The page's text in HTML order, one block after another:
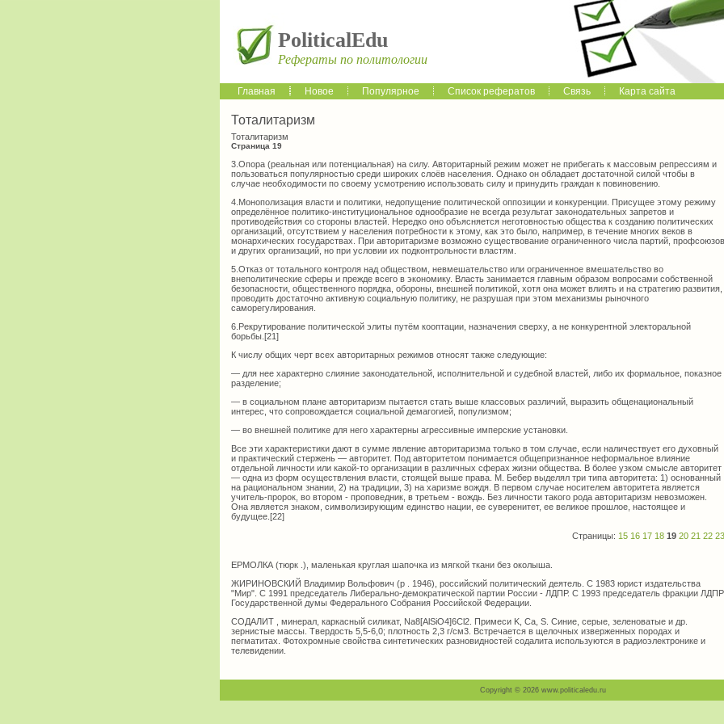
PoliticalEdu
Рефераты по политологии
Главная Новое Популярное Список рефератов Связь Карта сайта
Тоталитаризм
Тоталитаризм
Страница 19
3.Опора (реальная или потенциальная) на силу. Авторитарный режим может не прибегать к массовым репрессиям и
пользоваться популярностью среди широких слоёв населения. Однако он обладает достаточной силой чтобы в
случае необходимости по своему усмотрению использовать силу и принудить граждан к повиновению.
4.Монополизация власти и политики, недопущение политической оппозиции и конкуренции. Присущее этому режиму
определённое политико-институциональное однообразие не всегда результат законодательных запретов и
противодействия со стороны властей. Нередко оно объясняется неготовностью общества к созданию политических
организаций, отсутствием у населения потребности к этому, как это было, например, в течение многих веков в
монархических государствах. При авторитаризме возможно существование ограниченного числа партий, профсоюзов
и других организаций, но при условии их подконтрольности властям.
5.Отказ от тотального контроля над обществом, невмешательство или ограниченное вмешательство во
внеполитические сферы и прежде всего в экономику. Власть занимается главным образом вопросами собственной
безопасности, общественного порядка, обороны, внешней политикой, хотя она может влиять и на стратегию развития,
проводить достаточно активную социальную политику, не разрушая при этом механизмы рыночного
саморегулирования.
6.Рекрутирование политической элиты путём кооптации, назначения сверху, а не конкурентной электоральной
борьбы.[21]
К числу общих черт всех авторитарных режимов относят также следующие:
— для нее характерно слияние законодательной, исполнительной и судебной властей, либо их формальное, показное
разделение;
— в социальном плане авторитаризм пытается стать выше классовых различий, выразить общенациональный
интерес, что сопровождается социальной демагогией, популизмом;
— во внешней политике для него характерны агрессивные имперские установки.
Все эти характеристики дают в сумме явление авторитаризма только в том случае, если наличествует его духовный
и практический стержень — авторитет. Под авторитетом понимается общепризнанное неформальное влияние
отдельной личности или какой-то организации в различных сферах жизни общества. В более узком смысле авторитет
— одна из форм осуществления власти, стоящей выше права. М. Бебер выделял три типа авторитета: 1) основанный
на рациональном знании, 2) на традиции, 3) на харизме вождя. В первом случае носителем авторитета является
учитель-пророк, во втором - проповедник, в третьем - вождь. Без личности такого рода авторитаризм невозможен.
Она является знаком, символизирующим единство нации, ее суверенитет, ее великое прошлое, настоящее и
будущее.[22]
Страницы: 15 16 17 18 19 20 21 22 23
ЕРМОЛКА (тюрк .), маленькая круглая шапочка из мягкой ткани без околыша.
ЖИРИНОВСКИЙ Владимир Вольфович (р . 1946), российский политический деятель. С 1983 юрист издательства
"Мир". С 1991 председатель Либерально-демократической партии России - ЛДПР. С 1993 председатель фракции ЛДПР
Государственной думы Федерального Собрания Российской Федерации.
СОДАЛИТ , минерал, каркасный силикат, Na8[AlSiO4]6Cl2. Примеси K, Ca, S. Синие, серые, зеленоватые и др.
зернистые массы. Твердость 5,5-6,0; плотность 2,3 г/см3. Встречается в щелочных изверженных породах и
пегматитах. Фотохромные свойства синтетических разновидностей содалита используются в радиоэлектронике и
телевидении.
Copyright © 2026 www.politicaledu.ru